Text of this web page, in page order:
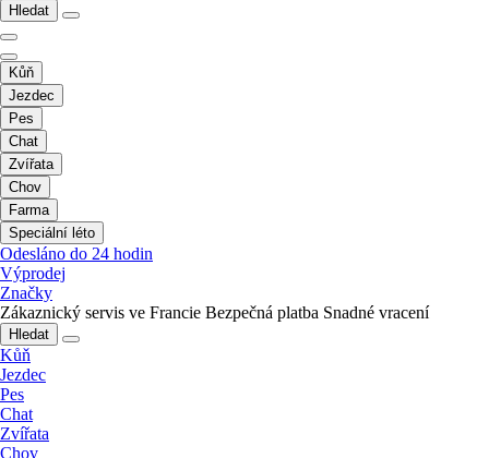
Hledat
Kůň
Jezdec
Pes
Chat
Zvířata
Chov
Farma
Speciální léto
Odesláno do 24 hodin
Výprodej
Značky
Zákaznický servis ve Francie Bezpečná platba Snadné vracení
Hledat
Kůň
Jezdec
Pes
Chat
Zvířata
Chov